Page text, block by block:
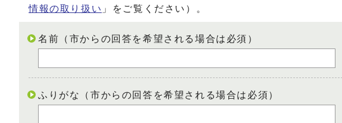
情報の取り扱い 」をご覧ください）。
名前（市からの回答を希望される場合は必須）
ふりがな（市からの回答を希望される場合は必須）